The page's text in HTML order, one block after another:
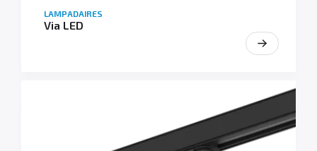
LAMPADAIRES
Via LED